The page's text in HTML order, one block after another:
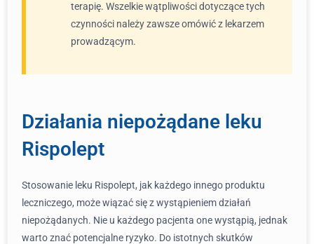
terapię. Wszelkie wątpliwości dotyczące tych
czynności należy zawsze omówić z lekarzem
prowadzącym.
Działania niepożądane leku
Rispolept
Stosowanie leku Rispolept, jak każdego innego produktu
leczniczego, może wiązać się z wystąpieniem działań
niepożądanych. Nie u każdego pacjenta one wystąpią, jednak
warto znać potencjalne ryzyko. Do istotnych skutków